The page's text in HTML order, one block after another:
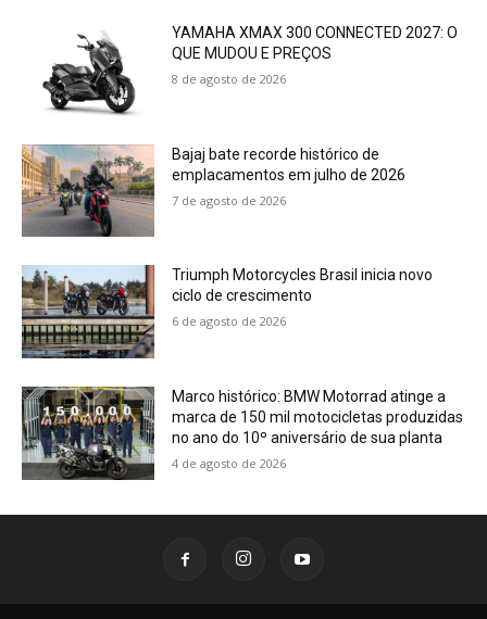
YAMAHA XMAX 300 CONNECTED 2027: O
QUE MUDOU E PREÇOS
8 de agosto de 2026
Bajaj bate recorde histórico de
emplacamentos em julho de 2026
7 de agosto de 2026
Triumph Motorcycles Brasil inicia novo
ciclo de crescimento
6 de agosto de 2026
Marco histórico: BMW Motorrad atinge a
marca de 150 mil motocicletas produzidas
no ano do 10º aniversário de sua planta
4 de agosto de 2026